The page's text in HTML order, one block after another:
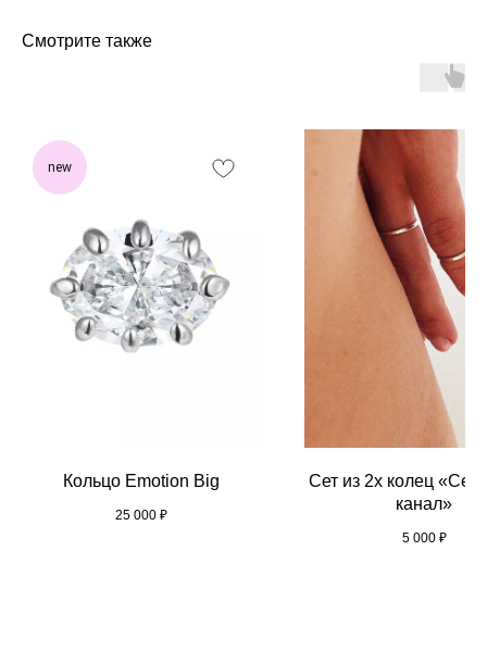
Смотрите также
new
Кольцо Emotion Big
25 000 ₽
Сет из 2х колец
канал»
5 000 ₽